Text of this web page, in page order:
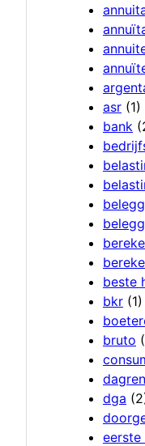
asr (1)
bank
beste
bkr (1)
bruto
dga
eerste